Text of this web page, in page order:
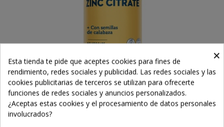
Zinc (25)+ Semilla Calabaza -60 VegCaps.
Sin Gluten. Apto Para Veganos.
13,49 €
×
Esta tienda te pide que aceptes cookies para fines de
rendimiento, redes sociales y publicidad. Las redes sociales y las
cookies publicitarias de terceros se utilizan para ofrecerte
funciones de redes sociales y anuncios personalizados.
¿Aceptas estas cookies y el procesamiento de datos personales
involucrados?